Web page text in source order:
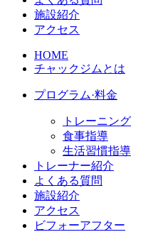
施設紹介
アクセス
HOME
チャックジムとは
プログラム·料金
トレーニング
食事指導
生活習慣指導
トレーナー紹介
よくある質問
施設紹介
アクセス
ビフォーアフター